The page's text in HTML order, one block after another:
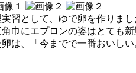
習として、ゆで卵を作りまし
巾にエプロンの姿はとても
は、「今までで一番おいし